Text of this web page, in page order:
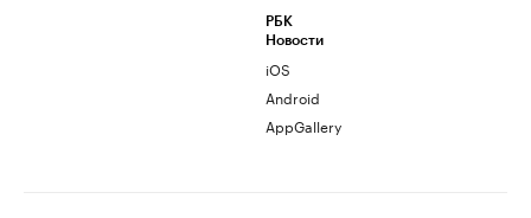
РБК
Новости
iOS
Android
AppGallery